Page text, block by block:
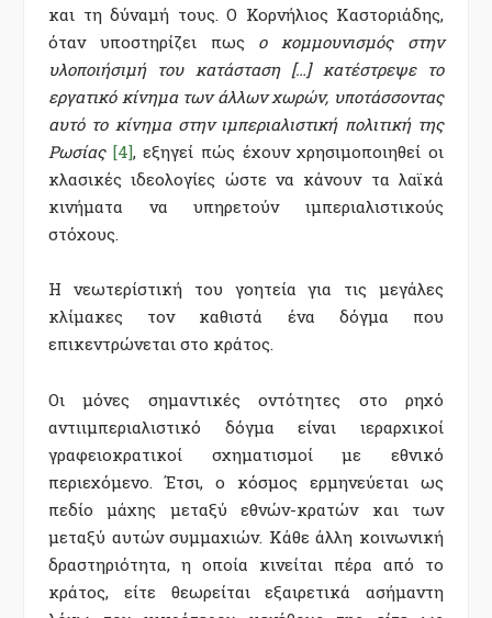
και τη δύναμή τους. Ο Κορνήλιος Καστοριάδης,
όταν υποστηρίζει πως ο κομμουνισμός στην
υλοποιήσιμή του κατάσταση […] κατέστρεψε το
εργατικό κίνημα των άλλων χωρών, υποτάσσοντας
αυτό το κίνημα στην ιμπεριαλιστική πολιτική της
Ρωσίας [4], εξηγεί πώς έχουν χρησιμοποιηθεί οι
κλασικές ιδεολογίες ώστε να κάνουν τα λαϊκά
κινήματα να υπηρετούν ιμπεριαλιστικούς
στόχους.
Η νεωτερίστική του γοητεία για τις μεγάλες
κλίμακες τον καθιστά ένα δόγμα που
επικεντρώνεται στο κράτος.
Οι μόνες σημαντικές οντότητες στο ρηχό
αντιιμπεριαλιστικό δόγμα είναι ιεραρχικοί
γραφειοκρατικοί σχηματισμοί με εθνικό
περιεχόμενο. Έτσι, ο κόσμος ερμηνεύεται ως
πεδίο μάχης μεταξύ εθνών-κρατών και των
μεταξύ αυτών συμμαχιών. Κάθε άλλη κοινωνική
δραστηριότητα, η οποία κινείται πέρα ​​από το
κράτος, είτε θεωρείται εξαιρετικά ασήμαντη